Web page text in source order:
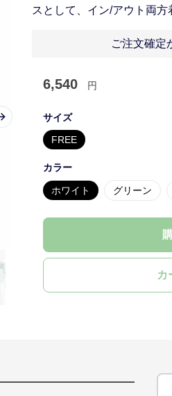
Next slide
スとして、イン/アウト両方
ご注文確定
6,540 円
サイズ
FREE
カラー
ホワイト グリーン
カ